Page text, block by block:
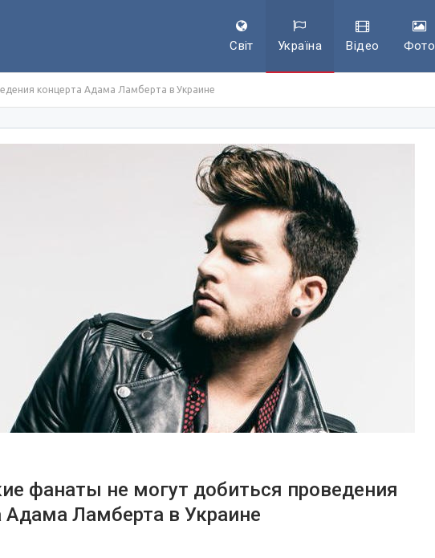
Світ Україна Відео Фото
концерта Адама Ламберта в Украине
фанаты не могут добиться проведения
Адама Ламберта в Украине